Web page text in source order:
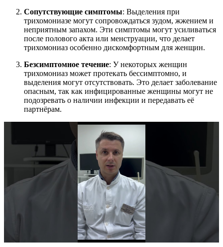
Сопутствующие симптомы: Выделения при
трихомониазе могут сопровождаться зудом, жжением и
неприятным запахом. Эти симптомы могут усиливаться
после полового акта или менструации, что делает
трихомониаз особенно дискомфортным для женщин.
Безсимптомное течение: У некоторых женщин
трихомониаз может протекать бессимптомно, и
выделения могут отсутствовать. Это делает заболевание
опасным, так как инфицированные женщины могут не
подозревать о наличии инфекции и передавать её
партнёрам.